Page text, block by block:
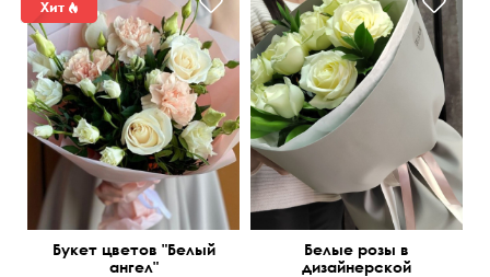
50 см 40 см
Букет цветов "Белый
ангел"
50 см
Белые розы в
дизайнерской